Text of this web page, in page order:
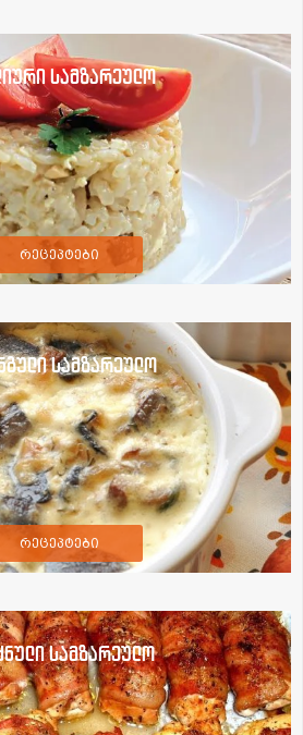
სამზარეულო
რეცეპტები
სამზარეულო
რეცეპტები
სამზარეულო